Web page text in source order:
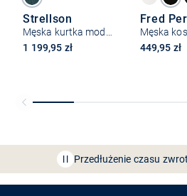
Strellson
1 199,95 zł
Fred
449,95 zł
Przedłużenie czasu
Odkryj aplikację